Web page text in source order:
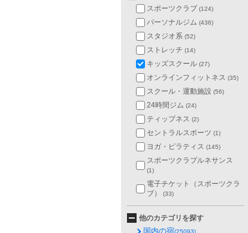
スポーツクラブ (124)
パーソナルジム (436)
スタジオ系 (52)
ストレッチ (14)
キッズスクール (27)
オンラインフィットネス (35)
スクール・運動施設 (56)
24時間ジム (24)
ティップネス (2)
セントラルスポーツ (1)
ヨガ・ピラティス (145)
スポーツクラブルネサンス
(1)
電子チケット（スポーツクラ
ブ）
(33)
他のカテゴリを探す
国内の宿(25093)